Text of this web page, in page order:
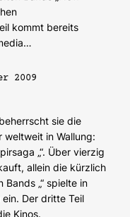
kommt bereits
2009
sie die
weltweit in Wallung:
„“. Über vierzig
allein die kürzlich
„“ spielte in
Der dritte Teil
Kinos.